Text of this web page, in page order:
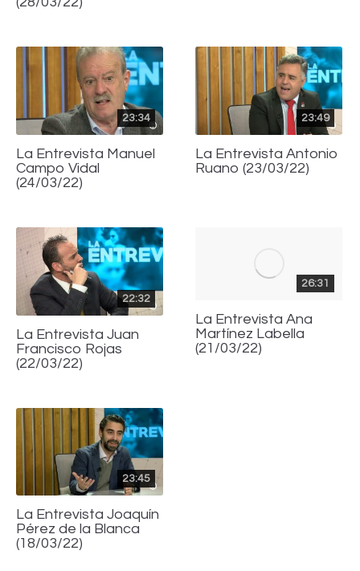
23:34
La Entrevista Manuel
Campo Vidal
(24/03/22)
23:49
La Entrevista Antonio
Ruano (23/03/22)
22:32
La Entrevista Juan
Francisco Rojas
(22/03/22)
26:31
La Entrevista Ana
Martínez Labella
(21/03/22)
23:45
La Entrevista Joaquín
Pérez de la Blanca
(18/03/22)